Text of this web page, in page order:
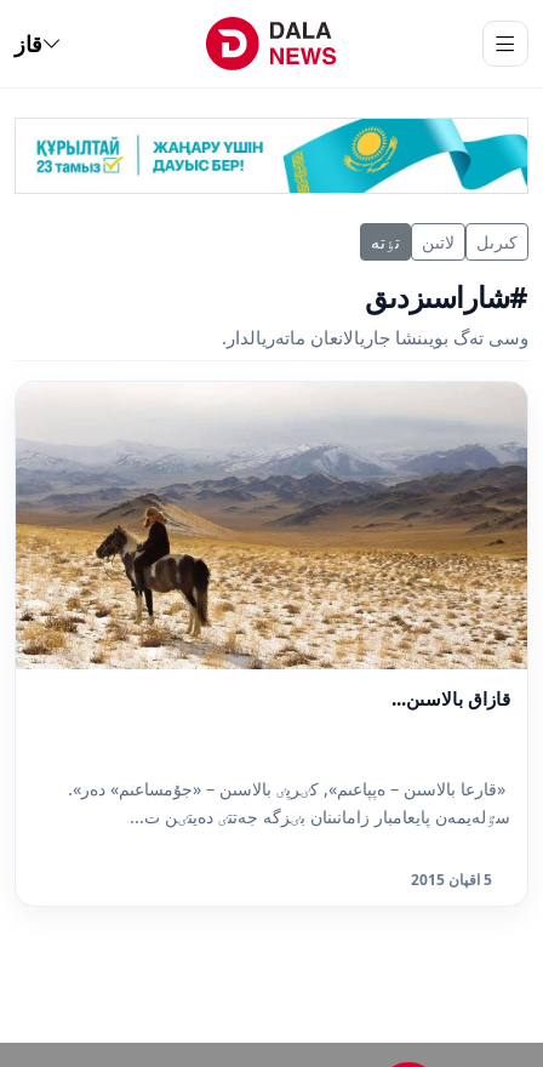
قاز
كىرىل لاتىن تٶتە
#شاراسىزدىق
وسى تەگ بويىنشا جاريالانعان ماتەريالدار.
قازاق بالاسىن...
«قارعا بالاسىن – ەپپاعىم», كٸرپٸ بالاسىن – «جۇمساعىم» دەر».
سٷلەيمەن پايعامبار زامانىنان بٸزگە جەتتٸ دەيتٸن ت...
5 اقپان 2015